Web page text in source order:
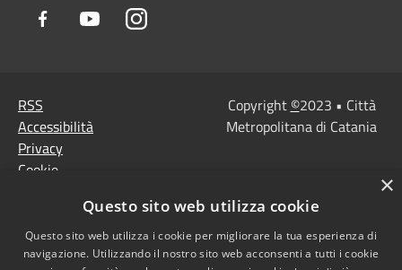
Facebook YoutubeInstagram
RSS
Accessibilità
Privacy
Cookie
Note Legali
Agenzia per l'Italia
digitale
Copyright ©2023 • Città
Metropolitana di Catania
×
Questo sito web utilizza cookie
Questo sito web utilizza i cookie per migliorare la tua esperienza di
navigazione. Utilizzando il nostro sito web acconsenti a tutti i cookie